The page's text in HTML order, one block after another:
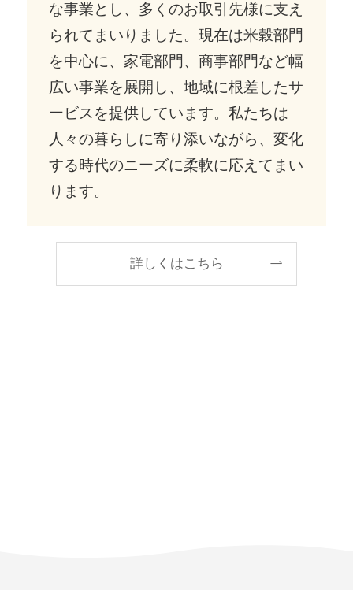
な事業とし、多くのお取引先様に支え
られてまいりました。現在は米穀部門
を中心に、家電部門、商事部門など幅
広い事業を展開し、地域に根差したサ
ービスを提供しています。私たちは
人々の暮らしに寄り添いながら、変化
する時代のニーズに柔軟に応えてまい
ります。
詳しくはこちら